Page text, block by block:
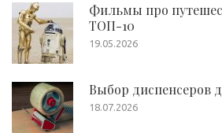
Фильмы про
ТОП-10
19.05.2026
Выбор диспенсеров
18.07.2026